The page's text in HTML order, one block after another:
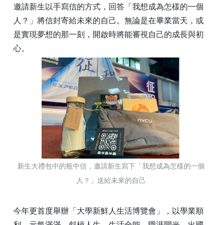
邀請新生以手寫信的方式，回答「我想成為怎樣的一個
人？」將信封寄給未來的自己。無論是在畢業當天，或
是實現夢想的那一刻，開啟時將能審視自己的成長與初
心。
新生大禮包中的瓶中信，邀請新生寫下「我想成為怎樣的一個
人？」送給未來的自己
今年更首度舉辦「大學新鮮人生活博覽會」，以學業順